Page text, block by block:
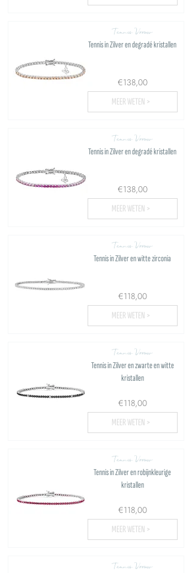
Tennis Vrouw
Tennis in Zilver en degradé kristallen
€138,00
MEER WETEN >
Tennis Vrouw
Tennis in Zilver en degradé kristallen
€138,00
MEER WETEN >
Tennis Vrouw
Tennis in Zilver en witte zirconia
€118,00
MEER WETEN >
Tennis Vrouw
Tennis in Zilver en zwarte en witte
kristallen
€118,00
MEER WETEN >
Tennis Vrouw
Tennis in Zilver en robijnkleurige
kristallen
€118,00
MEER WETEN >
Tennis Vrouw